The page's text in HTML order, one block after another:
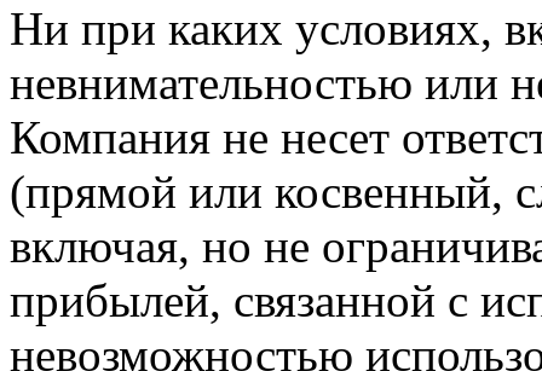
Ни при каких условиях,
невнимательностью или
Компания не несет
(прямой или косвенный,
включая, но не
прибылей, связанной с
невозможностью